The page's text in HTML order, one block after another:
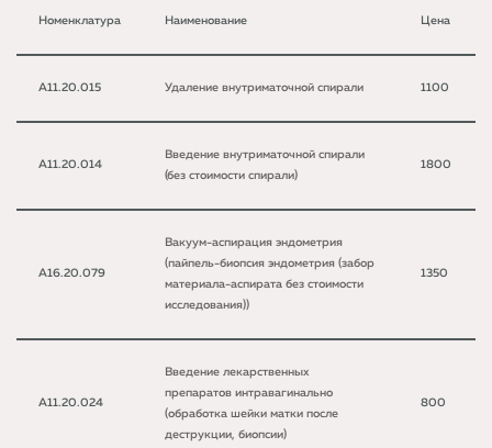
Номенклатура Наименование Цена
A11.20.015 Удаление внутриматочной спирали 1100
A11.20.014
Введение внутриматочной спирали
(без стоимости спирали)
1800
A16.20.079
Вакуум-аспирация эндометрия
(пайпель-биопсия эндометрия (забор
материала-аспирата без стоимости
исследования))
1350
A11.20.024
Введение лекарственных
препаратов интравагинально
(обработка шейки матки после
деструкции, биопсии)
800